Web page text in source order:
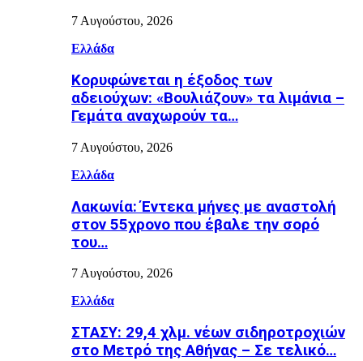
7 Αυγούστου, 2026
Ελλάδα
Κορυφώνεται η έξοδος των
αδειούχων: «Βουλιάζουν» τα λιμάνια –
Γεμάτα αναχωρούν τα…
7 Αυγούστου, 2026
Ελλάδα
Λακωνία: Έντεκα μήνες με αναστολή
στον 55χρονο που έβαλε την σορό
του…
7 Αυγούστου, 2026
Ελλάδα
ΣΤΑΣΥ: 29,4 χλμ. νέων σιδηροτροχιών
στο Μετρό της Αθήνας – Σε τελικό…